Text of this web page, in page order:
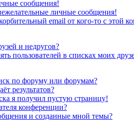
сообщения!
личные сообщения!
email от кого-то с этой
и недругов?
пользователей в списках моих
по форуму или форумам?
результатов?
я получил пустую страницу!
конференции?
и созданные мной темы?